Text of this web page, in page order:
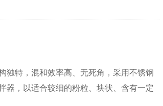
特，混和效率高、无死角，采用不锈钢
器，以适合较细的粉粒、块状、含有一定